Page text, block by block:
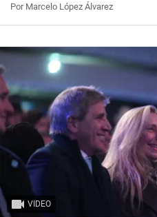
Por Marcelo López Álvarez
VIDEO